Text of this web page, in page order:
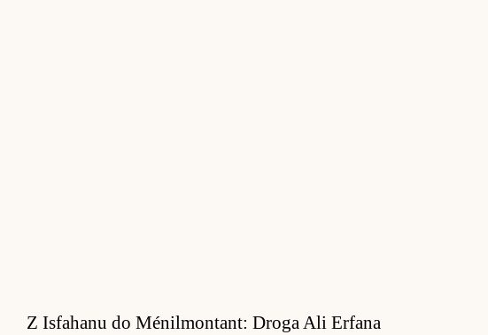
Z Isfahanu do Ménilmontant: Droga Ali Erfana